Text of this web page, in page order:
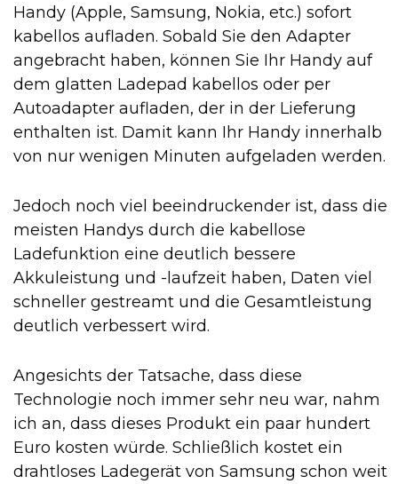
Handy (Apple, Samsung, Nokia, etc.) sofort
kabellos aufladen. Sobald Sie den Adapter
angebracht haben, können Sie Ihr Handy auf
dem glatten Ladepad kabellos oder per
Autoadapter aufladen, der in der Lieferung
enthalten ist. Damit kann Ihr Handy innerhalb
von nur wenigen Minuten aufgeladen werden.
Jedoch noch viel beeindruckender ist, dass die
meisten Handys durch die kabellose
Ladefunktion eine deutlich bessere
Akkuleistung und -laufzeit haben, Daten viel
schneller gestreamt und die Gesamtleistung
deutlich verbessert wird.
Angesichts der Tatsache, dass diese
Technologie noch immer sehr neu war, nahm
ich an, dass dieses Produkt ein paar hundert
Euro kosten würde. Schließlich kostet ein
drahtloses Ladegerät von Samsung schon weit